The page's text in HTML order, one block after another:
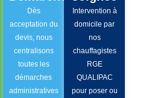
Dès
acceptation du
devis, nous
centralisons
toutes les
démarches
administratives
Intervention à
domicile par
nos
chauffagistes
RGE
QUALIPAC
pour poser ou